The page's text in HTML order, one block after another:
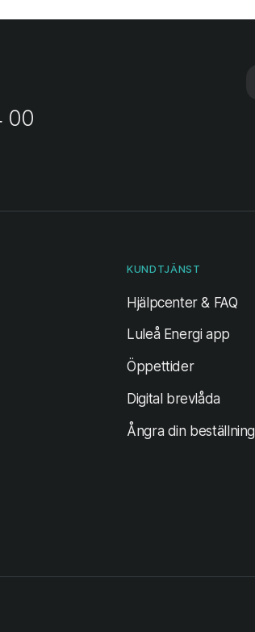
00
KUNDTJÄNST
Hjälpcenter & FAQ
Luleå Energi app
Öppettider
Digital brevlåda
Ångra din beställning